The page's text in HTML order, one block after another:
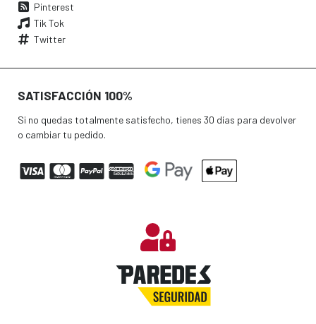
Pinterest
Tik Tok
Twitter
SATISFACCIÓN 100%
Si no quedas totalmente satisfecho, tienes 30 días para devolver
o cambiar tu pedido.